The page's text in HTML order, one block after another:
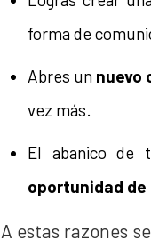
forma de
Abres un nuevo
vez más.
El abanico de
oportunidad
A estas razones